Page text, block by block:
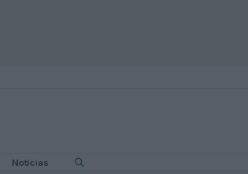
Noticias